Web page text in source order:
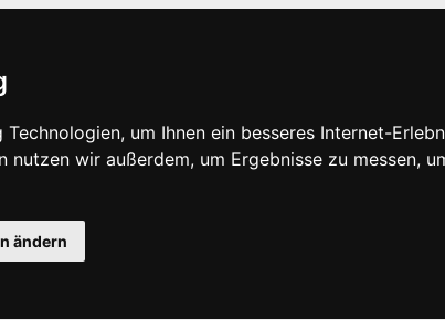
um Ihnen ein besseres Internet-
nutzen wir außerdem, um Ergebnisse zu messen,
ändern